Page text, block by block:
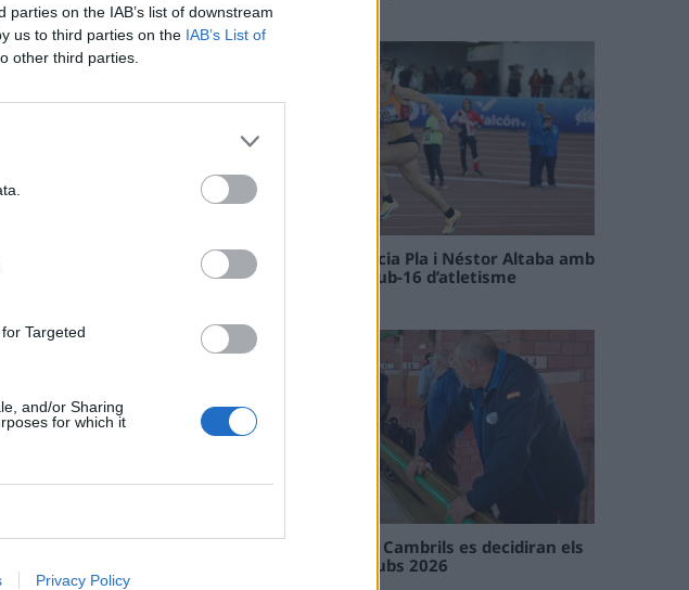
on the IAB’s list of downstream
us to third parties on the IAB’s List of
other third parties.
Targeted
and/or Sharing
for which it
Privacy Policy
09 maig 2026
Paula Sintorres, Patrícia Pla i Néstor Altaba amb
la selecció catalana sub-16 d’atletisme
En les tirades de Flix i Cambrils es decidiran els
campions de l’Interclubs 2026